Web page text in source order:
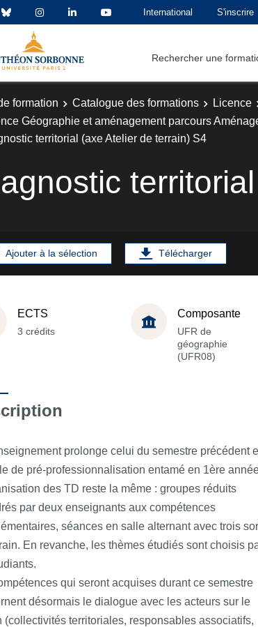
International S'inscrire
Rechercher une
formation Catalogue des formations Licence
Géographie et aménagement parcours
territorial (axe Atelier de terrain) S4
Ajouter à la sélection Télécharger
ECTS
3 crédits
Composante
UFR de
géographie
(UFR08)
prolonge celui du semestre précédent
de pré-professionnalisation entamé en 1ère
des TD reste la même : groupes réduits
par deux enseignants aux compétences
séances en salle alternant avec trois
En revanche, les thèmes étudiés sont choisis
qui seront acquises durant ce semestre
désormais le dialogue avec les acteurs sur le
(collectivités territoriales, responsables associatifs,